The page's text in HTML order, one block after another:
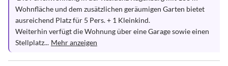
Wohnfläche und dem zusätzlichen geräumigen Garten bietet
ausreichend Platz für 5 Pers. + 1 Kleinkind.
Weiterhin verfügt die Wohnung über eine Garage sowie einen
Stellplatz... Mehr anzeigen